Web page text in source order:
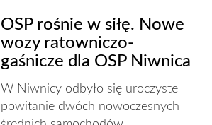
OSP rośnie w siłę. Nowe
wozy ratowniczo-
gaśnicze dla OSP Niwnica
W Niwnicy odbyło się uroczyste
powitanie dwóch nowoczesnych